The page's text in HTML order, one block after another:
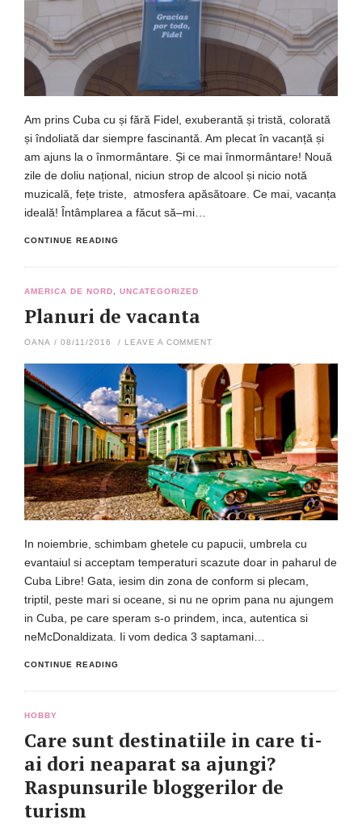
Am prins Cuba cu și fără Fidel, exuberantă și tristă, colorată
și îndoliată dar siempre fascinantă. Am plecat în vacanță și
am ajuns la o înmormântare. Și ce mai înmormântare! Nouă
zile de doliu național, niciun strop de alcool și nicio notă
muzicală, fețe triste, atmosfera apăsătoare. Ce mai, vacanța
ideală! Întâmplarea a făcut să–mi…
CONTINUE READING
AMERICA DE NORD UNCATEGORIZED
Planuri de vacanta
OANA / 08/11/2016 / LEAVE A COMMENT
In noiembrie, schimbam ghetele cu papucii, umbrela cu
evantaiul si acceptam temperaturi scazute doar in paharul de
Cuba Libre! Gata, iesim din zona de conform si plecam,
triptil, peste mari si oceane, si nu ne oprim pana nu ajungem
in Cuba, pe care speram s-o prindem, inca, autentica si
neMcDonaldizata. Ii vom dedica 3 saptamani…
CONTINUE READING
HOBBY
Care sunt destinatiile in care ti-
ai dori neaparat sa ajungi?
Raspunsurile bloggerilor de
turism